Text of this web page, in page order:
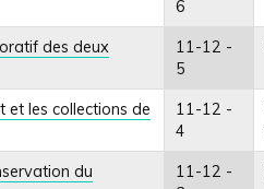
6
des deux
11-12 -
5
et les collections de
11-12 -
4
du
11-12 -